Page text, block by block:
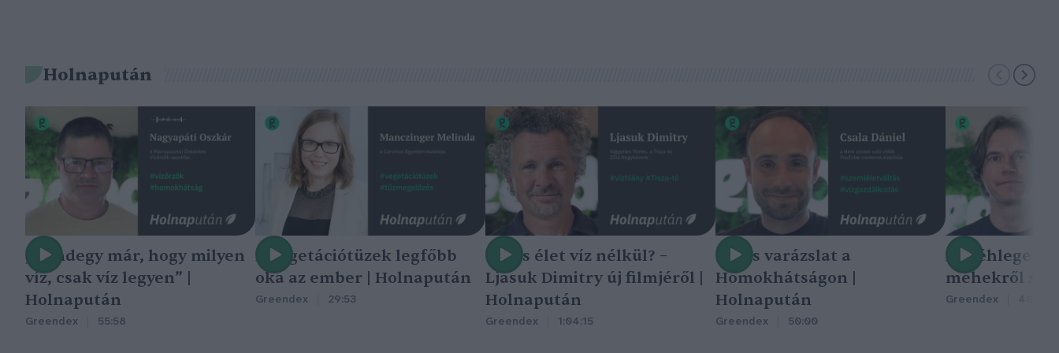
Holnapután
„Mindegy már, hogy milyen
víz, csak víz legyen” |
Holnapután
Greendex 55:58
A vegetációtüzek legfőbb
oka az ember | Holnapután
Greendex 29:53
Nincs élet víz nélkül? –
Ljasuk Dimitry új filmjéről |
Holnapután
Greendex 1:04:15
Nincs varázslat a
Homokhátságon |
Holnapután
Greendex 50:00
A méhlegelő
méhekről
Greendex